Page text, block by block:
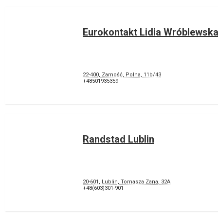
Eurokontakt Lidia Wróblewska
22-400, Zamość, Polna, 11b/43
+48501935359
Randstad Lublin
20-601, Lublin, Tomasza Zana, 32A
+48(603)301-901